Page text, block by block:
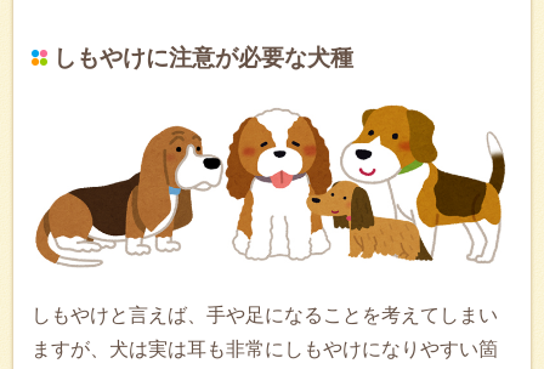
しもやけに注意が必要な犬種
しもやけと言えば、手や足になることを考えてしまい
ますが、犬は実は耳も非常にしもやけになりやすい箇